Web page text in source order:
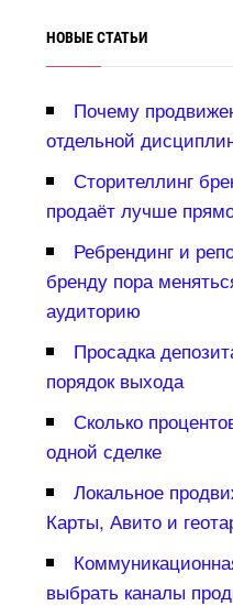
НОВЫЕ СТАТЬИ
Почему
отдельной
Сторителлинг
продаёт лучше
Ребрендинг и
ренду пора
аудиторию
Просадка
порядок выхода
Сколько
одной сделке
Локальное
Карты, Авито и
ыбрать каналы